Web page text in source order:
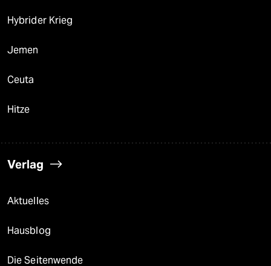
Hybrider Krieg
Jemen
Ceuta
Hitze
Verlag
Aktuelles
Hausblog
Die Seitenwende